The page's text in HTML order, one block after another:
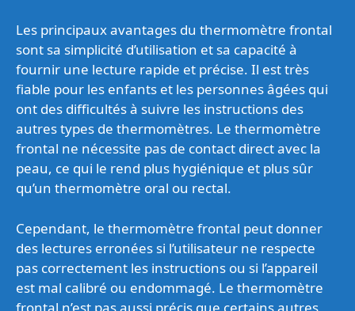
Les principaux avantages du thermomètre frontal
sont sa simplicité d’utilisation et sa capacité à
fournir une lecture rapide et précise. Il est très
fiable pour les enfants et les personnes âgées qui
ont des difficultés à suivre les instructions des
autres types de thermomètres. Le thermomètre
frontal ne nécessite pas de contact direct avec la
peau, ce qui le rend plus hygiénique et plus sûr
qu’un thermomètre oral ou rectal.
Cependant, le thermomètre frontal peut donner
des lectures erronées si l’utilisateur ne respecte
pas correctement les instructions ou si l’appareil
est mal calibré ou endommagé. Le thermomètre
frontal n’est pas aussi précis que certains autres